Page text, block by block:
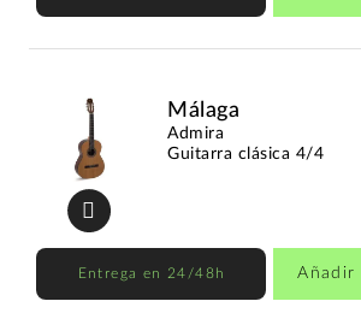
Málaga
Admira
Guitarra clásica 4/4
Entrega en 24/48h Añadir